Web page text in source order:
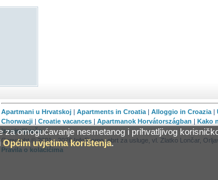
Apartmani u Hrvatskoj |Apartments in Croatia |Alloggio in Croazia |
Chorwacji |Croatie vacances |Apartmanok Horvátországban |Kako
iznajmljivače
Copyright © 2001 - 2026 InfoPromo, obrt za usluge, vl. Zlatko Lončar,
Pravila o kolačićima
omogućavanje nesmetanog i prihvatljivog
iOpćim uvjetima korištenja.